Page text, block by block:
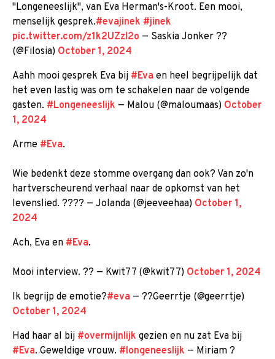
"Longeneeslijk", van Eva Herman's-Kroot. Een mooi,
menselijk gesprek.#evajinek #jinek
pic.twitter.com/z1k2UZzl2o — Saskia Jonker ??
(@Filosia) October 1, 2024
Aahh mooi gesprek Eva bij #Eva en heel begrijpelijk dat
het even lastig was om te schakelen naar de volgende
gasten. #Longeneeslijk — Malou (@maloumaas) October
1, 2024
Arme #Eva.
Wie bedenkt deze stomme overgang dan ook? Van zo'n
hartverscheurend verhaal naar de opkomst van het
levenslied. ??‍?? — Jolanda (@jeeveehaa) October 1,
2024
Ach, Eva en #Eva.
Mooi interview. ?? — Kwit77 (@kwit77) October 1, 2024
Ik begrijp de emotie?#eva — ??Geerrtje (@geerrtje)
October 1, 2024
Had haar al bij #overmijnlijk gezien en nu zat Eva bij
#Eva. Geweldige vrouw. #longeneeslijk — Miriam ?